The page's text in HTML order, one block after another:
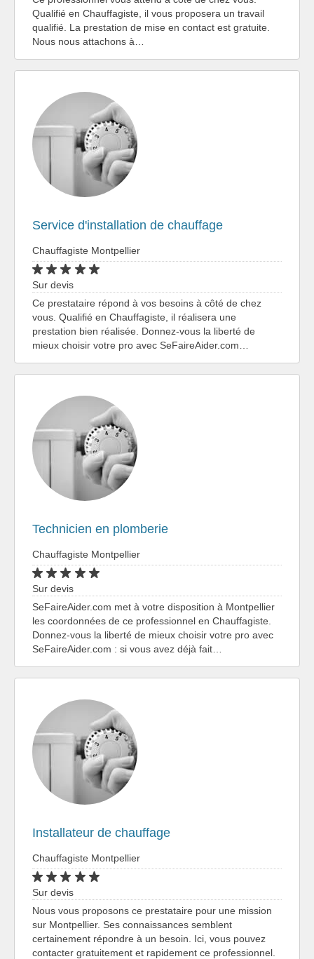
Qualifié en Chauffagiste, il vous proposera un travail
qualifié. La prestation de mise en contact est gratuite.
Nous nous attachons à…
Service d'installation de chauffage
Chauffagiste Montpellier
Sur devis
Ce prestataire répond à vos besoins à côté de chez
vous. Qualifié en Chauffagiste, il réalisera une
prestation bien réalisée. Donnez-vous la liberté de
mieux choisir votre pro avec SeFaireAider.com…
Technicien en plomberie
Chauffagiste Montpellier
Sur devis
SeFaireAider.com met à votre disposition à Montpellier
les coordonnées de ce professionnel en Chauffagiste.
Donnez-vous la liberté de mieux choisir votre pro avec
SeFaireAider.com : si vous avez déjà fait…
Installateur de chauffage
Chauffagiste Montpellier
Sur devis
Nous vous proposons ce prestataire pour une mission
sur Montpellier. Ses connaissances semblent
certainement répondre à un besoin. Ici, vous pouvez
contacter gratuitement et rapidement ce professionnel.